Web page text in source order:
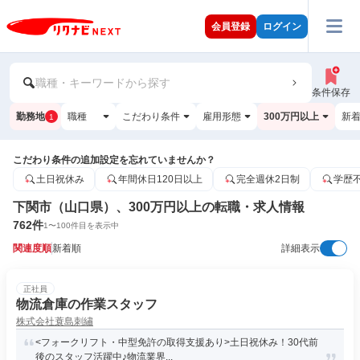
会員登録 ログイン
職種・キーワードから探す
条件保存
勤務地 1 職種 こだわり条件 雇用形態 300万円以上 新
こだわり条件の追加設定を忘れていませんか？
土日祝休み
年間休日120日以上 完全週休2日制 学歴
下関市（山口県）、300万円以上の転職・求人情報
762件1〜100件目を表示中
関連度順新着順 詳細表示
正社員
物流倉庫の作業スタッフ
株式会社蓑島刺繡
<フォークリフト・中型免許の取得支援あり>土日祝休み！30代前
後のスタッフ活躍中♪物流業界...